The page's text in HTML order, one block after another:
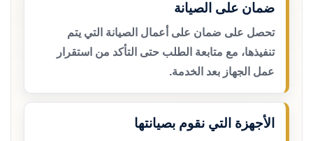
ضمان على الصيانة
تحصل على ضمان على أعمال الصيانة التي يتم
تنفيذها، مع متابعة الطلب حتى التأكد من استقرار
عمل الجهاز بعد الخدمة.
الأجهزة التي نقوم بصيانتها